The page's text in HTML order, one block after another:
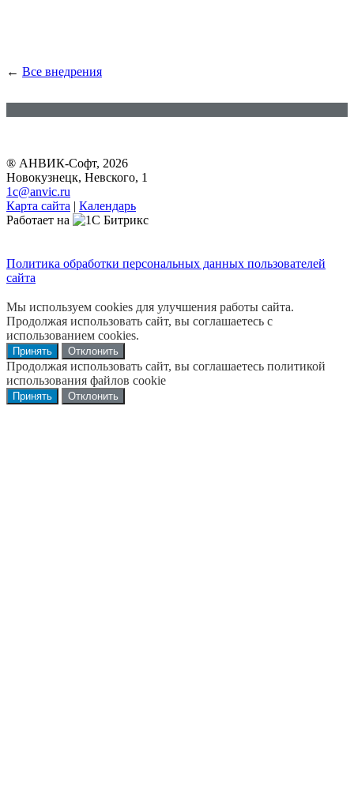
← Все внедрения
® АНВИК-Софт, 2026
Новокузнецк, Невского, 1
1c@anvic.ru
Карта сайта | Календарь
Работает на
Политика обработки персональных данных пользователей
сайта
Мы используем cookies для улучшения работы сайта.
Продолжая использовать сайт, вы соглашаетесь с
использованием cookies.
Принять Отклонить
Продолжая использовать сайт, вы соглашаетесь политикой
использования файлов cookie
Принять Отклонить